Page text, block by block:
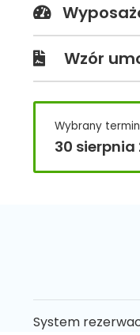
Wzór
Wybrany termin
30 sierpnia
System